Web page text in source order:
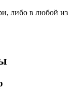
либо в любой из